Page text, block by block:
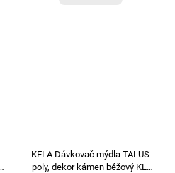
KELA Dávkovač mýdla TALUS
poly, dekor kámen béžový KL-